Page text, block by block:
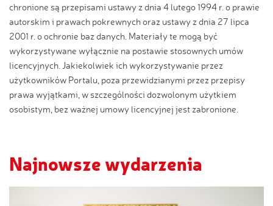
chronione są przepisami ustawy z dnia 4 lutego 1994 r. o prawie
autorskim i prawach pokrewnych oraz ustawy z dnia 27 lipca
2001 r. o ochronie baz danych. Materiały te mogą być
wykorzystywane wyłącznie na postawie stosownych umów
licencyjnych. Jakiekolwiek ich wykorzystywanie przez
użytkowników Portalu, poza przewidzianymi przez przepisy
prawa wyjątkami, w szczególności dozwolonym użytkiem
osobistym, bez ważnej umowy licencyjnej jest zabronione.
Najnowsze wydarzenia